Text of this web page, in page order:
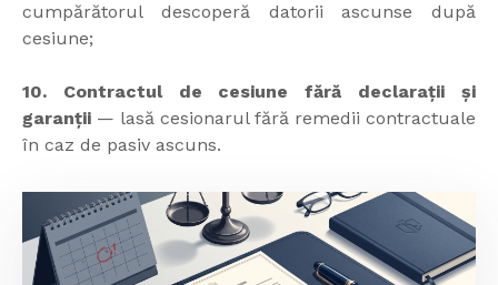
cumpărătorul descoperă datorii ascunse după
cesiune;
10. Contractul de cesiune fără declarații și
garanții — lasă cesionarul fără remedii contractuale
în caz de pasiv ascuns.